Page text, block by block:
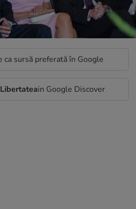
ca sursă preferată în Google
Libertateain Google Discover